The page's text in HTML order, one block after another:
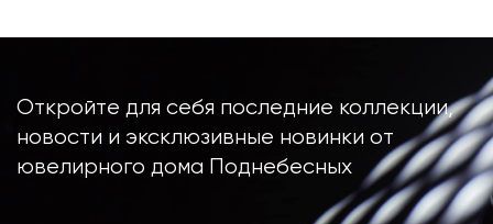
Откройте для себя последние коллекции,
новости и эксклюзивные новинки от
ювелирного дома Поднебесных